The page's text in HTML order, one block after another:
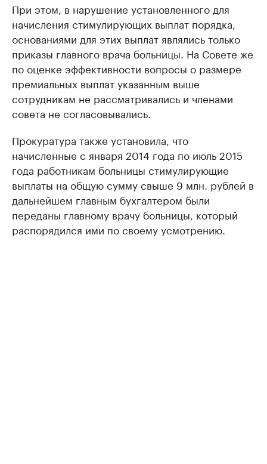
При этом, в нарушение установленного для
начисления стимулирующих выплат порядка,
основаниями для этих выплат являлись только
приказы главного врача больницы. На Совете же
по оценке эффективности вопросы о размере
премиальных выплат указанным выше
сотрудникам не рассматривались и членами
совета не согласовывались.
Прокуратура также установила, что
начисленные с января 2014 года по июль 2015
года работникам больницы стимулирующие
выплаты на общую сумму свыше 9 млн. рублей в
дальнейшем главным бухгалтером были
переданы главному врачу больницы, который
распорядился ими по своему усмотрению.